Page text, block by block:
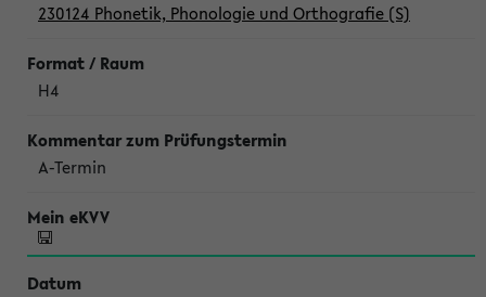
230124 Phonetik, Phonologie und Orthografie (S)
H4
A-Termin